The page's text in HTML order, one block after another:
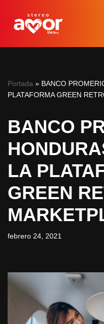
Saltar
Portada » BANCO
PLATAFORMA GREEN
BANCO
LA
GREEN
febrero 24, 2021